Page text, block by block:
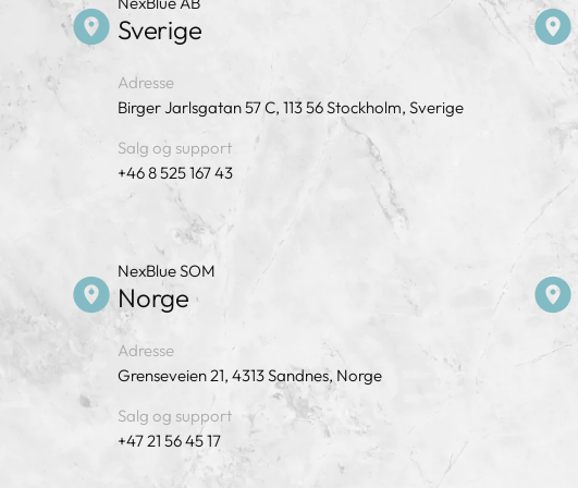
Sverige
Adresse
Birger Jarlsgatan 57 C, 113 56 Stockholm, Sverige
Salg og support
+46 8 525 167 43
NexBlue SOM
Norge
Adresse
Grenseveien 21, 4313 Sandnes, Norge
Salg og support
+47 21 56 45 17